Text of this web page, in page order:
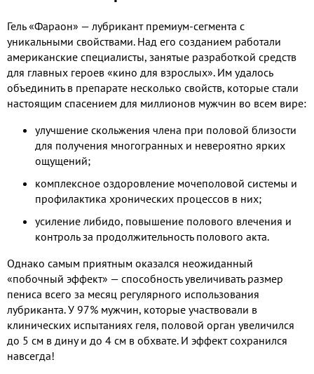
Гель «Фараон» — лубрикант премиум-сегмента с
уникальными свойствами. Над его созданием работали
американские специалисты, занятые разработкой средств
для главных героев «кино для взрослых». Им удалось
объединить в препарате несколько свойств, которые стали
настоящим спасением для миллионов мужчин во всем вире:
улучшение скольжения члена при половой близости
для получения многогранных и невероятно ярких
ощущений;
комплексное оздоровление мочеполовой системы и
профилактика хронических процессов в них;
усиление либидо, повышение полового влечения и
контроль за продолжительность полового акта.
Однако самым приятным оказался неожиданный
«побочный эффект» — способность увеличивать размер
пениса всего за месяц регулярного использования
лубриканта. У 97% мужчин, которые участвовали в
клинических испытаниях геля, половой орган увеличился
до 5 см в дину и до 4 см в обхвате. И эффект сохранился
навсегда!